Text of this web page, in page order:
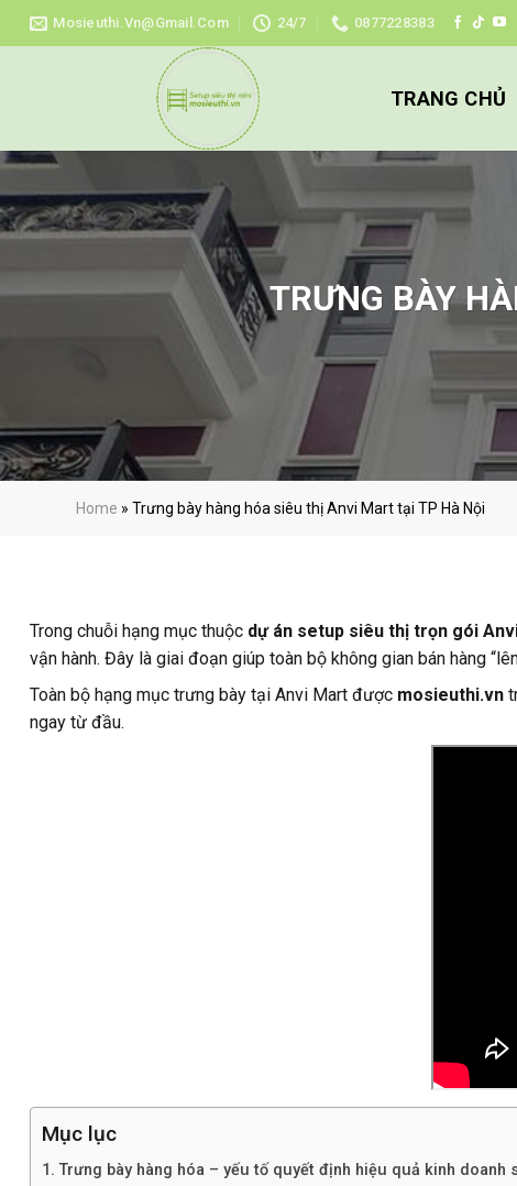
Skip
Mosieuthi.vn@gmail.com 24/7 0877228383
TRANG CHỦ
TRƯNG BÀY
Home » Trưng bày hàng hóa siêu thị Anvi Mart tại TP Hà Nội
Trong chuỗi hạng mục thuộc dự án setup siêu thị trọn gói
vận hành. Đây là giai đoạn giúp toàn bộ không gian bán hàng
Toàn bộ hạng mục trưng bày tại Anvi Mart được mosieuthi.vn
ngay từ đầu.
Mục lục
Trưng bày hàng hóa – yếu tố quyết định hiệu quả kinh doanh